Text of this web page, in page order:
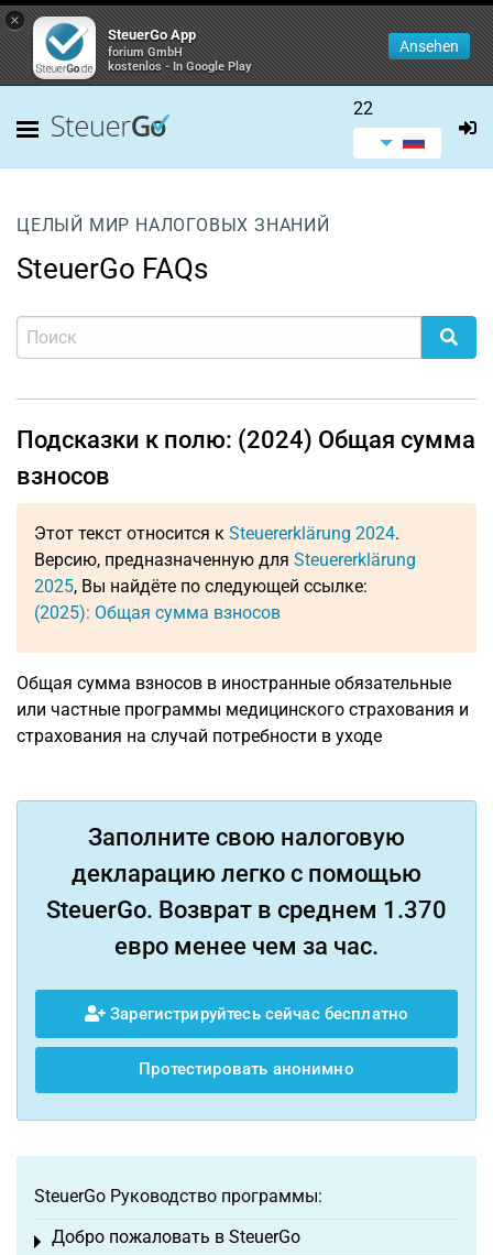
×
SteuerGo App
forium GmbH
kostenlos - In Google Play
Ansehen
22
ЦЕЛЫЙ МИР НАЛОГОВЫХ ЗНАНИЙ
SteuerGo FAQs
Подсказки к полю: (2024) Общая сумма
взносов
Этот текст относится к Steuererklärung 2024.
Версию, предназначенную для Steuererklärung
2025, Вы найдёте по следующей ссылке:
(2025): Общая сумма взносов
Общая сумма взносов в иностранные обязательные
или частные программы медицинского страхования и
страхования на случай потребности в уходе
Заполните свою налоговую
декларацию легко с помощью
SteuerGo. Возврат в среднем 1.370
евро менее чем за час.
Зарегистрируйтесь сейчас бесплатно
Протестировать анонимно
SteuerGo Руководство программы:
Добро пожаловать в SteuerGo
Toggle menu